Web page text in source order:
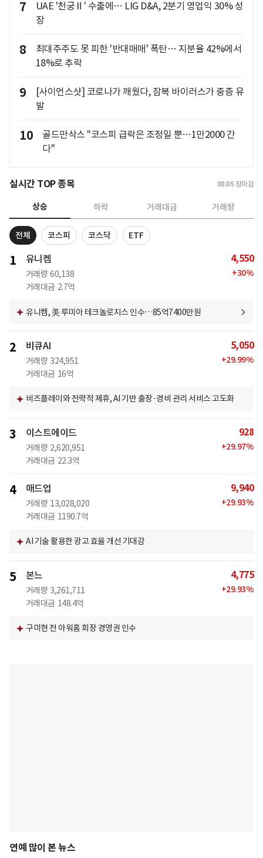
7
UAE '천궁Ⅱ' 수출에… LIG D&A, 2분기 영업익 30% 성
장
8
최대주주도 못 피한 '반대매매' 폭탄… 지분율 42%에서
18%로 추락
9
[사이언스샷] 코로나가 깨웠다, 잠복 바이러스가 중증 유
발
10
골드만삭스 "코스피 급락은 조정일 뿐…1만2000 간
다"
실시간 TOP 종목 08.06 장마감
상승 하락 거래대금 거래량
전체 코스피 코스닥 ETF
1 유니켐
거래량 60,138
거래대금 2.7억
4,550
+30%
유니켐, 美 루미아 테크놀로지스 인수…85억7400만원
2 비큐AI
거래량 324,951
거래대금 16억
5,050
+29.99%
비즈플레이와 전략적 제휴, AI 기반 출장·경비 관리 서비스 고도화
3 이스트에이드
거래량 2,620,951
거래대금 22.3억
928
+29.97%
4 매드업
거래량 13,028,020
거래대금 1190.7억
9,940
+29.93%
AI 기술 활용한 광고 효율 개선 기대감
5 본느
거래량 3,261,711
거래대금 148.4억
4,775
+29.93%
구미현 전 아워홈 회장 경영권 인수
연예 많이 본 뉴스